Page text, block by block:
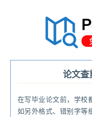
论文查
在写毕业论文前，学校
如另外格式、错别字等